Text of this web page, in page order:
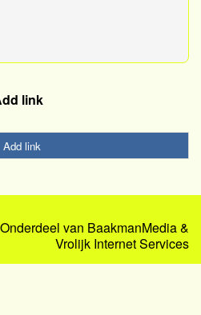
link
Add link
van BaakmanMedia&
Vrolijk Internet Services